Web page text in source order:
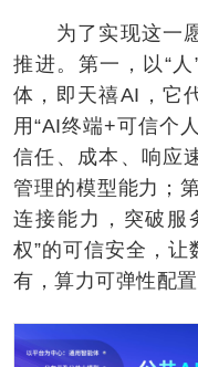
为了实现这一愿
推进。第一，以“
体，即天禧AI，它
用“AI终端+可信个
信任、成本、响应
管理的模型能力；
连接能力，突破服
权”的可信安全，
有，算力可弹性配